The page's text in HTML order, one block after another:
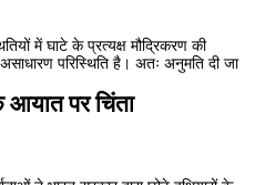
में घाटे के प्रत्यक्ष मौद्रिकरण की
परिस्थिति है। अतः अनुमति दी जा
आयात पर चिंता